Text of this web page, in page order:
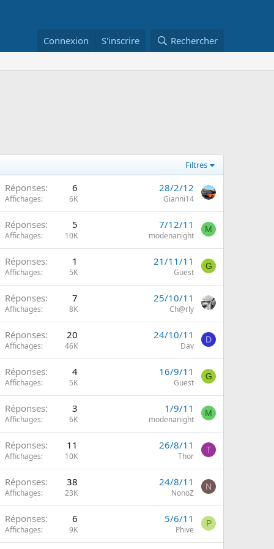
Connexion S'inscrire Rechercher
Filtres
Réponses 6
Affichages 6K
28/2/12
Gianni14
Réponses 5
Affichages 10K
7/12/11
modenanight
M
Réponses 1
Affichages 5K
21/11/11
Guest
G
Réponses 7
Affichages 8K
25/10/11
Ch@rly
Réponses 20
Affichages 46K
24/10/11
Dav
D
Réponses 4
Affichages 5K
16/9/11
Guest
G
Réponses 3
Affichages 6K
1/9/11
modenanight
M
Réponses 11
Affichages 10K
26/8/11
Thor
T
Réponses 38
Affichages 23K
24/8/11
NonoZ
N
Réponses 6
Affichages 9K
5/6/11
Phive
P